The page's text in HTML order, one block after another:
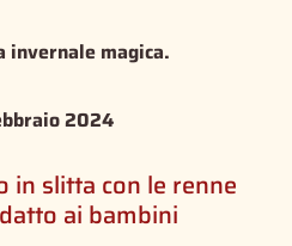
invernale magica.
2024
in slitta con le renne
ai bambini